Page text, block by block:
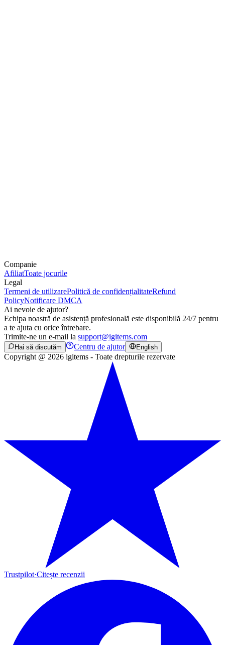
Companie
AfiliatToate jocurile
Legal
Termeni de utilizarePolitică de confidențialitateRefund
PolicyNotificare DMCA
Ai nevoie de ajutor?
Echipa noastră de asistență profesională este disponibilă 24/7 pentru
a te ajuta cu orice întrebare.
Trimite-ne un e-mail la support@igitems.com
Hai să discutăm Centru de ajutor English
Copyright @ 2026 igitems - Toate drepturile rezervate
Trustpilot·Citește recenzii